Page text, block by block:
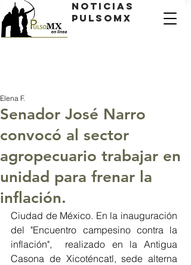
Noticias
PulsoMX
Senador José Narro
convocó al sector
agropecuario trabajar en
unidad para frenar la
inflación.
Elena F.
Ciudad de México. En la inauguración
del "Encuentro campesino contra la
inflación",  realizado en la Antigua
Casona de Xicoténcatl, sede alterna